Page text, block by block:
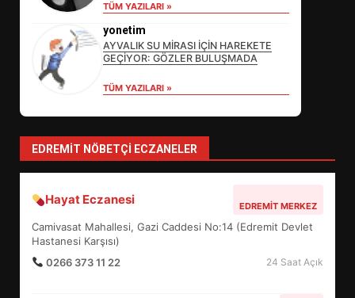
TÜM YAZILARI »
yonetim
AYVALIK SU MİRASI İÇİN HAREKETE
GEÇİYOR: GÖZLER BULUŞMADA
TÜM YAZILARI »
EDREMIT NÖBETÇI ECZANELER
Hayat Eczanesi EDREMIT MERKEZ
Camivasat Mahallesi, Gazi Caddesi No:14 (Edremit Devlet
Hastanesi Karşısı)
0266 373 11 22
24 Saat Açık
SÜRDÜRÜLEBİLİRLİKTE NE
DEĞİŞECEK?
4
5
BALIKESİR MÜZELERİNDE SÜRE
UZATILDI: NE DEĞİŞTİ?